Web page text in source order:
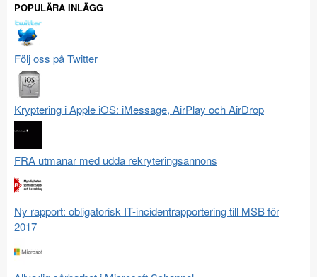
POPULÄRA INLÄGG
Följ oss på Twitter
Kryptering i Apple iOS: iMessage, AirPlay och AirDrop
FRA utmanar med udda rekryteringsannons
Ny rapport: obligatorisk IT-incidentrapportering till MSB för
2017